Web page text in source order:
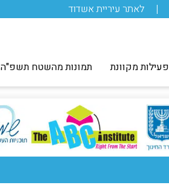
לאתר עיריית אשדוד
פעילות מקוונת תמונות מהשטח תשפ"ה